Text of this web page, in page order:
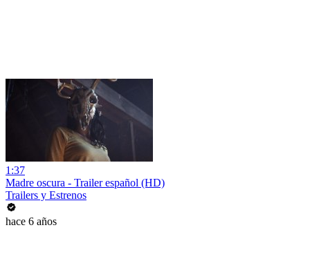
1:37
Madre oscura - Trailer español (HD)
Trailers y Estrenos
hace 6 años